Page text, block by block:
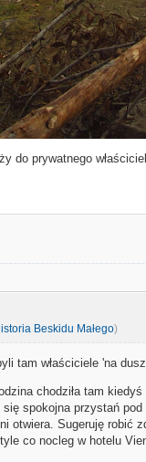
do prywatnego
Beskidu Małego)
tam właściciele 'na
chodziła tam
spokojna przystań
otwiera. Sugeruję robić
co nocleg w hotelu